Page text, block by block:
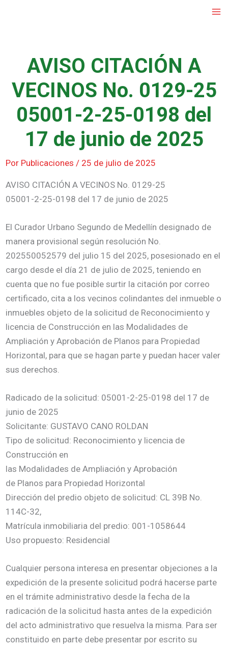
AVISO CITACIÓN A
VECINOS No. 0129-25
05001-2-25-0198 del
17 de junio de 2025
Por Publicaciones / 25 de julio de 2025
AVISO CITACIÓN A VECINOS No. 0129-25
05001-2-25-0198 del 17 de junio de 2025
El Curador Urbano Segundo de Medellín designado de
manera provisional según resolución No.
202550052579 del julio 15 del 2025, posesionado en el
cargo desde el día 21 de julio de 2025, teniendo en
cuenta que no fue posible surtir la citación por correo
certificado, cita a los vecinos colindantes del inmueble o
inmuebles objeto de la solicitud de Reconocimiento y
licencia de Construcción en las Modalidades de
Ampliación y Aprobación de Planos para Propiedad
Horizontal, para que se hagan parte y puedan hacer valer
sus derechos.
Radicado de la solicitud: 05001-2-25-0198 del 17 de
junio de 2025
Solicitante: GUSTAVO CANO ROLDAN
Tipo de solicitud: Reconocimiento y licencia de
Construcción en
las Modalidades de Ampliación y Aprobación
de Planos para Propiedad Horizontal
Dirección del predio objeto de solicitud: CL 39B No.
114C-32,
Matrícula inmobiliaria del predio: 001-1058644
Uso propuesto: Residencial
Cualquier persona interesa en presentar objeciones a la
expedición de la presente solicitud podrá hacerse parte
en el trámite administrativo desde la fecha de la
radicación de la solicitud hasta antes de la expedición
del acto administrativo que resuelva la misma. Para ser
constituido en parte debe presentar por escrito su